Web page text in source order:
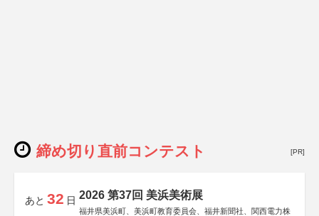
締め切り直前コンテスト [PR]
あと 32 日 2026 第37回 美浜美術展
福井県美浜町、美浜町教育委員会、福井新聞社、関西電力株